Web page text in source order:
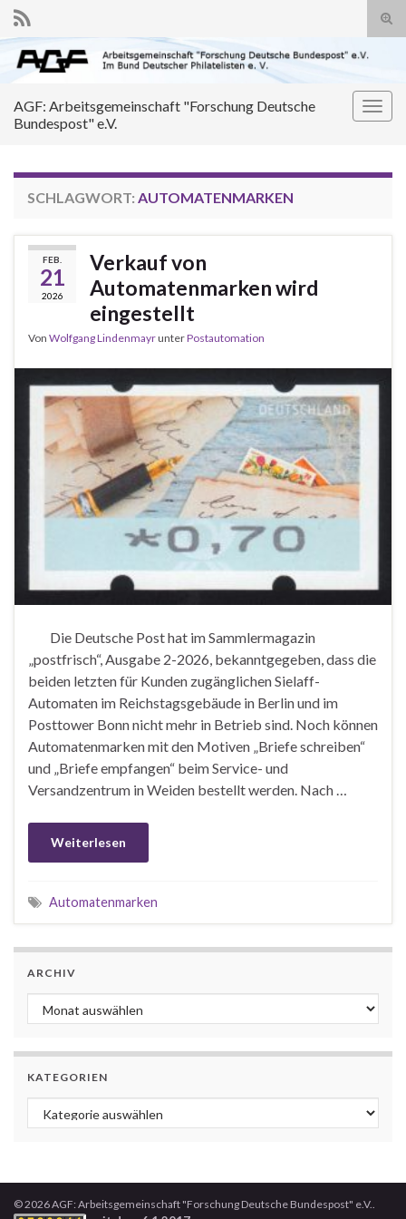
Search for:
AGF: Arbeitsgemeinschaft "Forschung Deutsche
Bundespost" e.V.
SCHLAGWORT: AUTOMATENMARKEN
FEB.
21
2026
Verkauf von
Automatenmarken wird
eingestellt
Von Wolfgang LindenmayrunterPostautomation
Die Deutsche Post hat im Sammlermagazin
„postfrisch“, Ausgabe 2-2026, bekanntgegeben, dass die
beiden letzten für Kunden zugänglichen Sielaff-
Automaten im Reichstagsgebäude in Berlin und im
Posttower Bonn nicht mehr in Betrieb sind. Noch können
Automatenmarken mit den Motiven „Briefe schreiben“
und „Briefe empfangen“ beim Service- und
Versandzentrum in Weiden bestellt werden. Nach …
Weiterlesen
Automatenmarken
ARCHIV
Archiv
KATEGORIEN
Kategorien
© 2026 AGF: Arbeitsgemeinschaft "Forschung Deutsche Bundespost" e.V..